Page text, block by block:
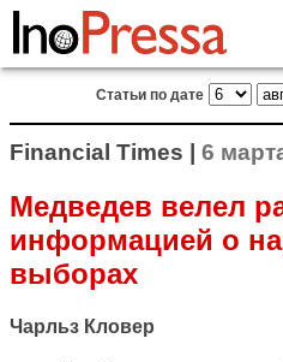
Статьи по дате
Financial Times | 6
Медведев велел
информацией о
выборах
Чарльз Кловер